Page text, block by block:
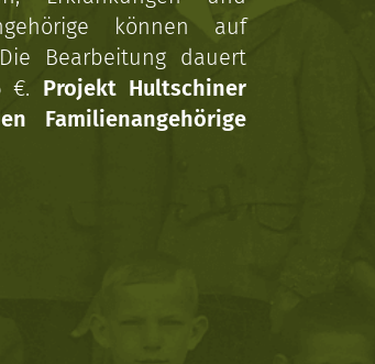
können auf
Bearbeitung dauert
€. Projekt Hultschiner
Familienangehörige